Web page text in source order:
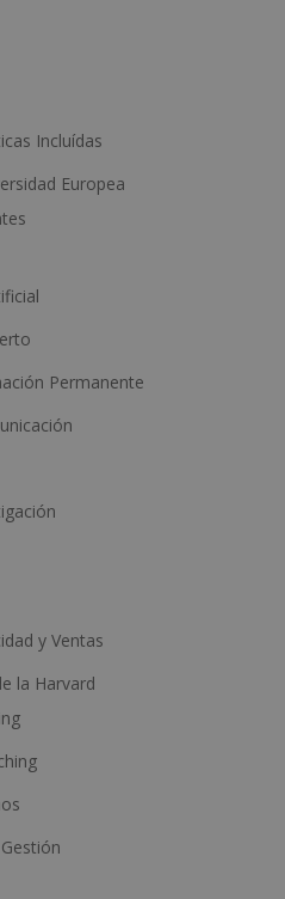
Incluídas
Europea
Permanente
y Ventas
la Harvard